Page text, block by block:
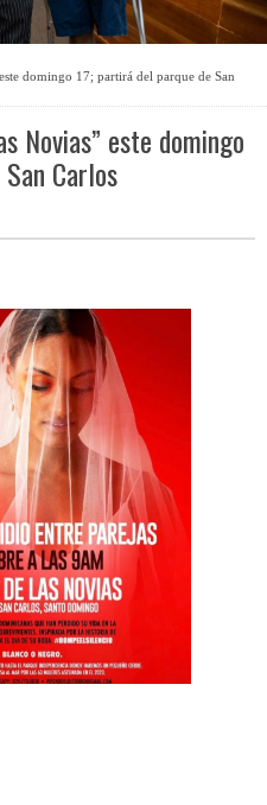
domingo 17; partirá del parque de San
Novias” este domingo
Carlos